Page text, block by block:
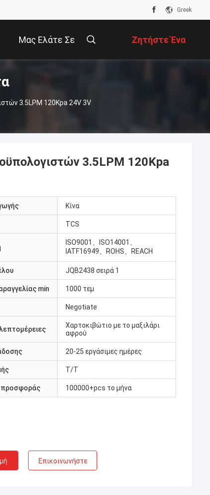
Greek
Μας Ελάτε Σε Ζητήστε Ένα
Απόσπασμα
3.5LPM 120Kpa 24V 3V
3.5LPM 120Kpa
Κίνα
TCS
ISO9001、ISO14001、
IATF16949、ROHS、REACH
JQB2438 σειρά 1
min 1000 τεμ
Negotiate
Χαρτοκιβώτιο με το μαξιλάρι
αφρού
20-25 εργάσιμες ημέρες
T/T
προσφοράς 100000+pcs το μήνα
Επικοινωνήστε